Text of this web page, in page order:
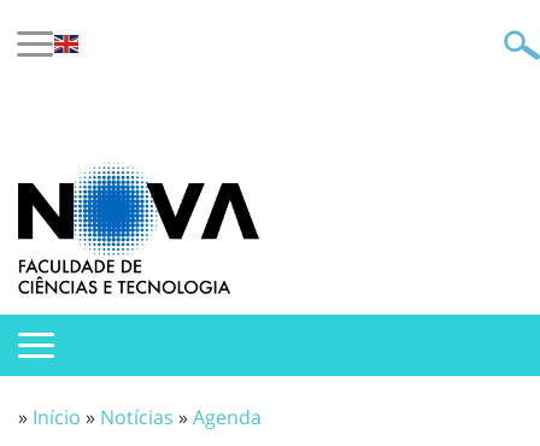
» Início » Notícias »Agenda